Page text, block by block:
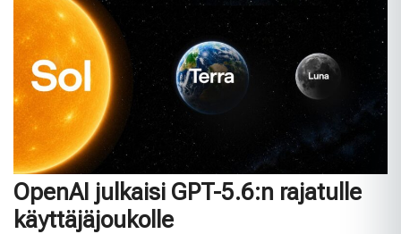
OpenAI julkaisi GPT-5.6:n rajatulle
käyttäjäjoukolle